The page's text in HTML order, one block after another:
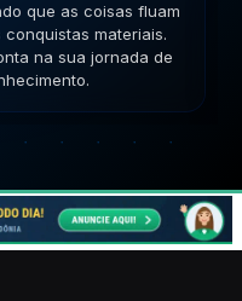
impasses de forma
Lembre-se que
de evolução e